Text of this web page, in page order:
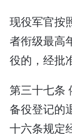
现役军官按
者衔级最高
役的，经批
第三十七条
备役登记的
十六条规定